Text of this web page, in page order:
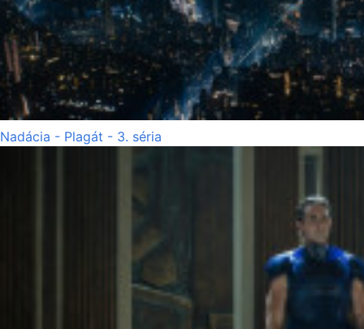
Nadácia - Plagát - 3. séria